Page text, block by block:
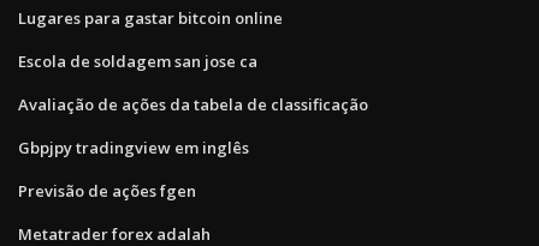
Lugares para gastar bitcoin online
Escola de soldagem san jose ca
Avaliação de ações da tabela de classificação
Gbpjpy tradingview em inglês
Previsão de ações fgen
Metatrader forex adalah